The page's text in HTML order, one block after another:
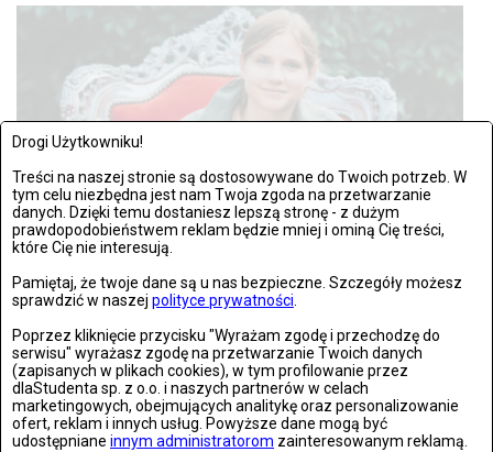
Drogi Użytkowniku!
Treści na naszej stronie są dostosowywane do Twoich potrzeb. W
tym celu niezbędna jest nam Twoja zgoda na przetwarzanie
danych. Dzięki temu dostaniesz lepszą stronę - z dużym
prawdopodobieństwem reklam będzie mniej i ominą Cię treści,
które Cię nie interesują.
Pamiętaj, że twoje dane są u nas bezpieczne. Szczegóły możesz
sprawdzić w naszej polityce prywatności
Poprzez kliknięcie przycisku "Wyrażam zgodę i przechodzę do
serwisu" wyrażasz zgodę na przetwarzanie Twoich danych
(zapisanych w plikach cookies), w tym profilowanie przez
dlaStudenta sp. z o.o. i naszych partnerów w celach
marketingowych, obejmujących analitykę oraz personalizowanie
ofert, reklam i innych usług. Powyższe dane mogą być
udostępniane innym administratorom zainteresowanym reklamą.
KULTURA
WTOREK, 09 LIPCA 2024, 12:21
Literacka Odyseja. Wojny Bogów na Europejskiej Nocy Literatury
2024
Znamy już pierwszych artystów, którzy będą interpretować
literaturę podczas tego...